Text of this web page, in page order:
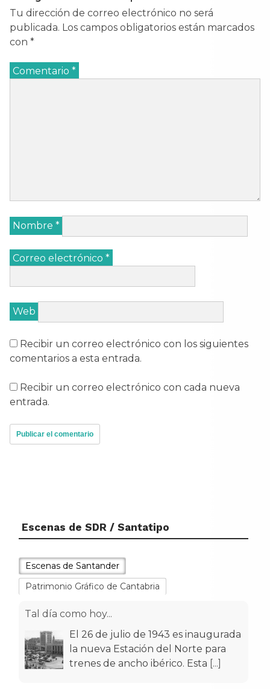
Tu dirección de correo electrónico no será
publicada. Los campos obligatorios están marcados
con *
Comentario *
Nombre *
Correo electrónico *
Web
Recibir un correo electrónico con los siguientes
comentarios a esta entrada.
Recibir un correo electrónico con cada nueva
entrada.
Escenas de SDR / Santatipo
Escenas de Santander
Patrimonio Gráfico de Cantabria
Tal día como hoy...
El 26 de julio de 1943 es inaugurada
la nueva Estación del Norte para
trenes de ancho ibérico. Esta [...]